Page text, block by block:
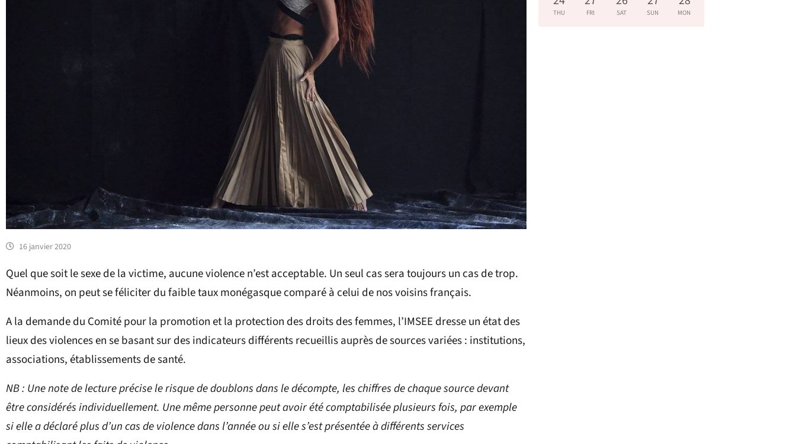
16 janvier 2020
Quel que soit le sexe de la victime, aucune violence n’est acceptable. Un seul cas sera toujours un cas de trop.
Néanmoins, on peut se féliciter du faible taux monégasque comparé à celui de nos voisins français.
A la demande du Comité pour la promotion et la protection des droits des femmes, l’IMSEE dresse un état des
lieux des violences en se basant sur des indicateurs différents recueillis auprès de sources variées : institutions,
associations, établissements de santé.
NB : Une note de lecture précise le risque de doublons dans le décompte, les chiffres de chaque source devant
être considérés individuellement. Une même personne peut avoir été comptabilisée plusieurs fois, par exemple
si elle a déclaré plus d’un cas de violence dans l’année ou si elle s’est présentée à différents services
THU FRI SAT SUN MON